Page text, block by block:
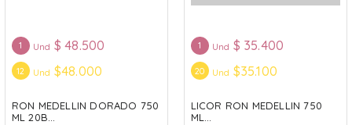
1 Und $ 48.500
12 Und $48.000
RON MEDELLIN DORADO 750
ML 20B...
1 Und $ 35.400
20 Und $35.100
LICOR RON MEDELLIN 750
ML...